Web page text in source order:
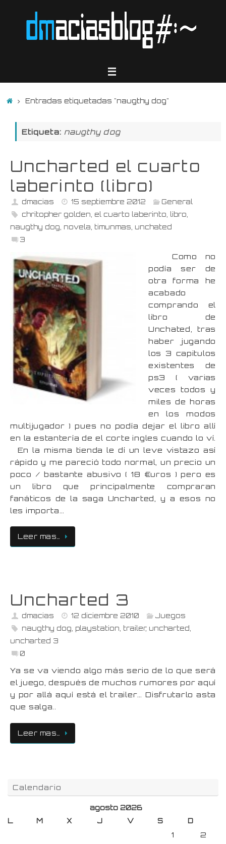
InicioEntradas etiquetadas "naugthy dog"
Etiqueta: naugthy dog
Uncharted el cuarto
laberinto (libro)
dmacias 15 septiembre 2012
General
chritopher golden el cuarto laberinto libro
naugthy dog novela timunmas unchated
3
Como no
podía ser de
otra forma he
acabado
comprando el
libro de
Unchated, tras
haber jugando
los 3 capitulos
existentes de
ps3 ( varias
veces todos y
miles de horas
en los modos
multijugador ) pues no podía dejar el libro allí
en la estantería de el corte ingles cuando lo ví.
En la misma tienda le dí un leve vistazo así
rápido y me pareció todo normal, un precio un
poco / bastante abusivo ( 18 €uros ) pero es
un libro que principalmente compraran
fanáticos de la saga Uncharted, y a esos no
les importa…
Leer mas…
Uncharted 3
dmacias 12 diciembre 2010
Juegos
naugthy dog, playstation, trailer, uncharted,
uncharted 3
0
Ya se va viendo algo más serio de lo que será
el juego, después de muchos rumores por aquí
y por allá aquí está el trailer… Disfrutarlo asta
que salga..
Leer mas…
Calendario
agosto 2026
L
M X J V S D
1
2